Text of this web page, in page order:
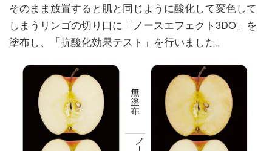
そのまま放置すると肌と同じように酸化して変色して
しまうリンゴの切り口に「ノースエフェクト3DO」を
塗布し、「抗酸化効果テスト」を行いました。